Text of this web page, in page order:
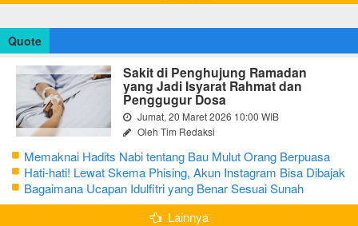
Quote
Sakit di Penghujung Ramadan
yang Jadi Isyarat Rahmat dan
Penggugur Dosa
Jumat, 20 Maret 2026 10:00 WIB
Oleh Tim Redaksi
Memaknai Hadits Nabi tentang Bau Mulut Orang Berpuasa
Secara Bijak Agar Tidak Menggangu
Hati-hati! Lewat Skema Phising, Akun Instagram Bisa Dibajak
Kurang dari 3 Menit
Bagaimana Ucapan Idulfitri yang Benar Sesuai Sunah
Rasulullah
Lainnya